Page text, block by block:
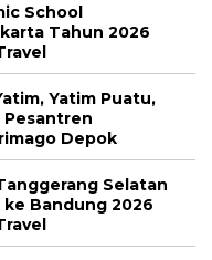
School
Tahun 2026
Yatim Puatu,
Pesantren
Depok
Selatan
Bandung 2026